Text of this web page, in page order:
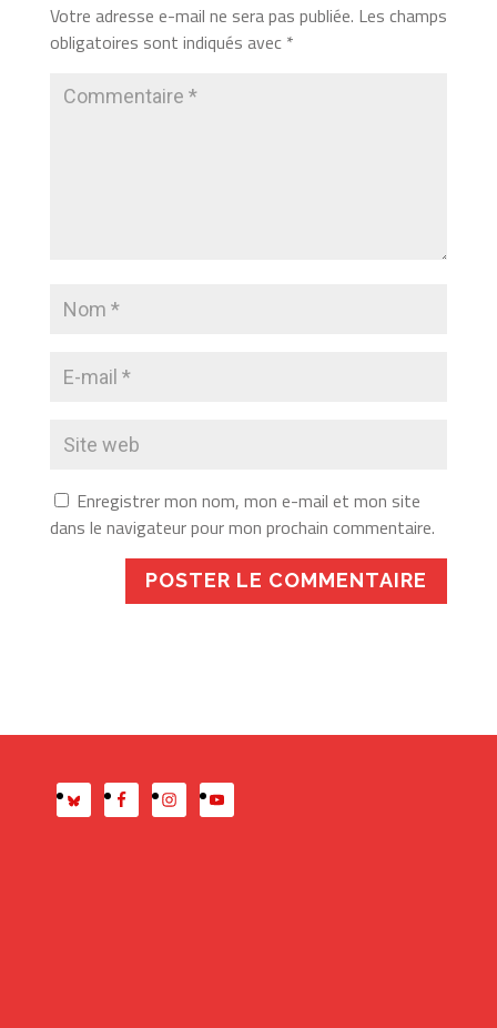
Votre adresse e-mail ne sera pas publiée. Les champs
obligatoires sont indiqués avec *
Enregistrer mon nom, mon e-mail et mon site
dans le navigateur pour mon prochain commentaire.